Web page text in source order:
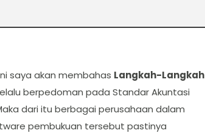
saya akan membahas Langkah-Langkah
berpedoman pada Standar Akuntasi
dari itu berbagai perusahaan dalam
pembukuan tersebut pastinya